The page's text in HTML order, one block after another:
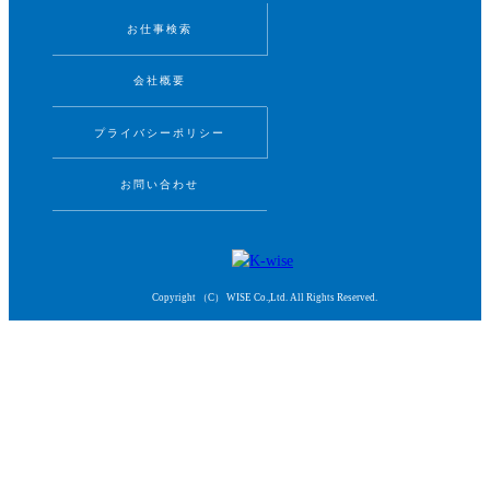
お仕事検索
会社概要
プライバシーポリシー
お問い合わせ
Copyright （C） WISE Co.,Ltd. All Rights Reserved.